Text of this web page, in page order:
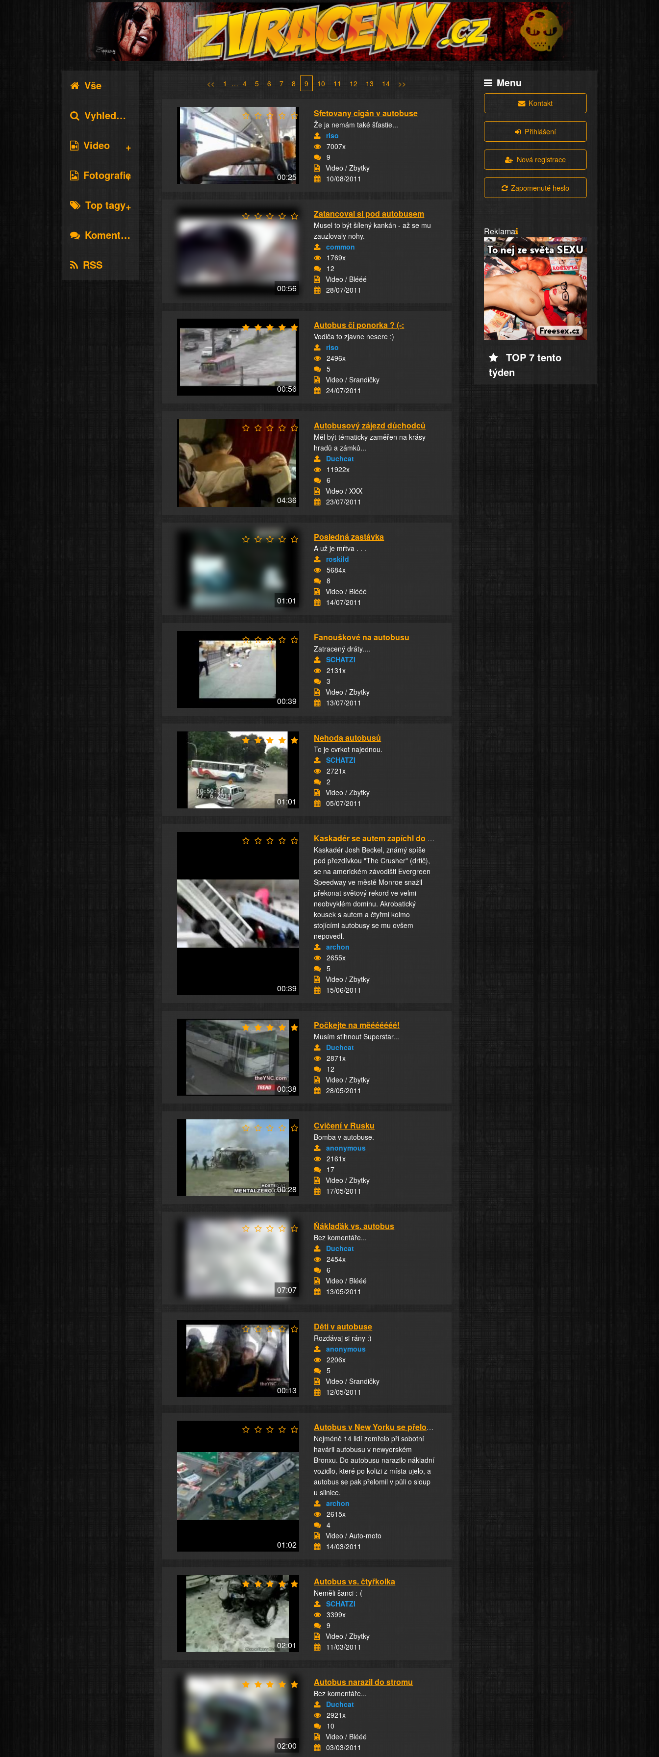
Vše
Vyhledávání
Video
Fotografie
Top tagy
Komentáře
RSS
<< 1 … 4 5 6 7 8 9 10 11 12 13 14 >>
00:25
Sfetovany cigán v autobuse
Že ja nemám také šťastie...
riso
7007x
9
Video / Zbytky
10/08/2011
00:56
Zatancoval si pod autobusem
Musel to být šílený kankán - až se mu
zauzlovaly nohy.
common
1769x
12
Video / Blééé
28/07/2011
00:56
Autobus či ponorka ? (-:
Vodiča to zjavne nesere :)
riso
2496x
5
Video / Srandičky
24/07/2011
04:36
Autobusový zájezd důchodců
Měl být tématicky zaměřen na krásy
hradů a zámků...
Duchcat
11922x
6
Video / XXX
23/07/2011
01:01
Posledná zastávka
A už je mŕtva . . .
roskild
5684x
8
Video / Blééé
14/07/2011
00:39
Fanouškové na autobusu
Zatracený dráty....
SCHATZI
2131x
3
Video / Zbytky
13/07/2011
01:01
Nehoda autobusů
To je cvrkot najednou.
SCHATZI
2721x
2
Video / Zbytky
05/07/2011
00:39
Kaskadér se autem zapíchl do autobusu
Kaskadér Josh Beckel, známý spíše
pod přezdívkou "The Crusher" (drtič),
se na americkém závodišti Evergreen
Speedway ve městě Monroe snažil
překonat světový rekord ve velmi
neobvyklém dominu. Akrobatický
kousek s autem a čtyřmi kolmo
stojícími autobusy se mu ovšem
nepovedl.
archon
2655x
5
Video / Zbytky
15/06/2011
00:38
Počkejte na měéééééé!
Musím stihnout Superstar...
Duchcat
2871x
12
Video / Zbytky
28/05/2011
00:28
Cvičení v Rusku
Bomba v autobuse.
anonymous
2161x
17
Video / Zbytky
17/05/2011
07:07
Ňáklaďák vs. autobus
Bez komentáře...
Duchcat
2454x
6
Video / Blééé
13/05/2011
00:13
Děti v autobuse
Rozdávaj si rány :)
anonymous
2206x
5
Video / Srandičky
12/05/2011
01:02
Autobus v New Yorku se přelomil o sloup
Nejméně 14 lidí zemřelo při sobotní
havárii autobusu v newyorském
Bronxu. Do autobusu narazilo nákladní
vozidlo, které po kolizi z místa ujelo, a
autobus se pak přelomil v půli o sloup
u silnice.
archon
2615x
4
Video / Auto-moto
14/03/2011
02:01
Autobus vs. čtyřkolka
Neměli šanci :-(
SCHATZI
3399x
9
Video / Zbytky
11/03/2011
02:00
Autobus narazil do stromu
Bez komentáře...
Duchcat
2921x
10
Video / Blééé
03/03/2011
Menu
Kontakt
Přihlášení
Nová registrace
Zapomenuté heslo
Reklama
TOP 7 tento
týden